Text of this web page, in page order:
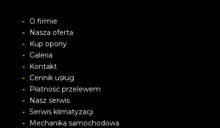
-
O firmie
-
Nasza oferta
-
Kup opony
-
Galeria
-
Kontakt
-
Cennik usług
-
Płatność przelewem
-
Nasz serwis
- Serwis klimatyzacji
-
Mechanika samochodowa